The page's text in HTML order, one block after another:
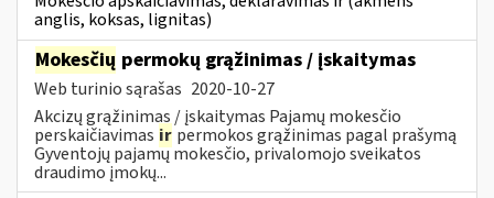
anglis, koksas, lignitas)
Mokesčių permokų grąžinimas / įskaitymas
Web turinio sąrašas 2020-10-27
Akcizų grąžinimas / įskaitymas Pajamų mokesčio
perskaičiavimas ir permokos grąžinimas pagal prašymą
Gyventojų pajamų mokesčio, privalomojo sveikatos
draudimo įmokų...